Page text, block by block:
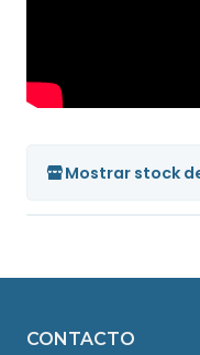
Mostrar stock
CONTACTO